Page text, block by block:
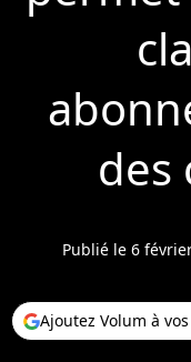
des
Publié le 6
Ajoutez Volum à